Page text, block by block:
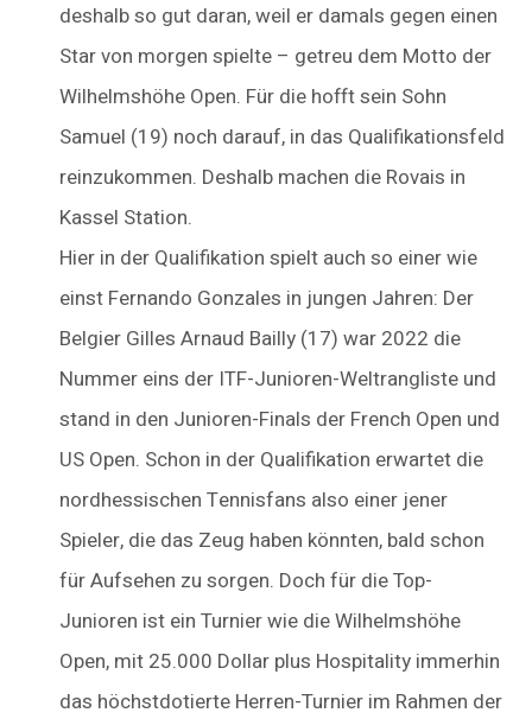
deshalb so gut daran, weil er damals gegen einen
Star von morgen spielte – getreu dem Motto der
Wilhelmshöhe Open. Für die hofft sein Sohn
Samuel (19) noch darauf, in das Qualifikationsfeld
reinzukommen. Deshalb machen die Rovais in
Kassel Station.
Hier in der Qualifikation spielt auch so einer wie
einst ­Fernando Gonzales in jungen Jahren: Der
Belgier Gilles Arnaud Bailly (17) war 2022 die
Nummer eins der ITF-Junioren-Weltrangliste und
stand in den Junioren-Finals der French Open und
US Open. Schon in der Qualifikation erwartet die
nordhessischen Tennisfans also einer jener
Spieler, die das Zeug haben könnten, bald schon
für Aufsehen zu sorgen. Doch für die Top-
Junioren ist ein Turnier wie die Wilhelmshöhe
Open, mit 25.000 Dollar plus Hospitality immerhin
das höchstdotierte Herren-Turnier im Rahmen der